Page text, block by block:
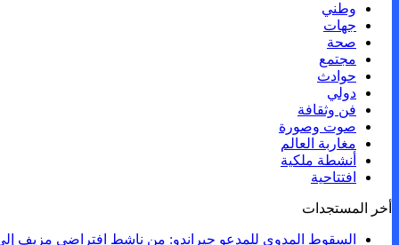
وطني
جهات
صحة
مجتمع
حوادث
دولي
فن وثقافة
صوت وصورة
مغاربة العالم
أنشطة ملكية
افتتاحية
أخر المستجدات
السقوط المدوي للمدعو جيراندو: من ناشط افتراضي مزيف